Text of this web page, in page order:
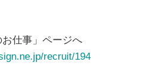
仕事」ページへ
recruit/194